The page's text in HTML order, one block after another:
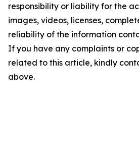
responsibility or liability for the
images, videos, licenses,
reliability of the information
If you have any complaints or
related to this article, kindly
above.